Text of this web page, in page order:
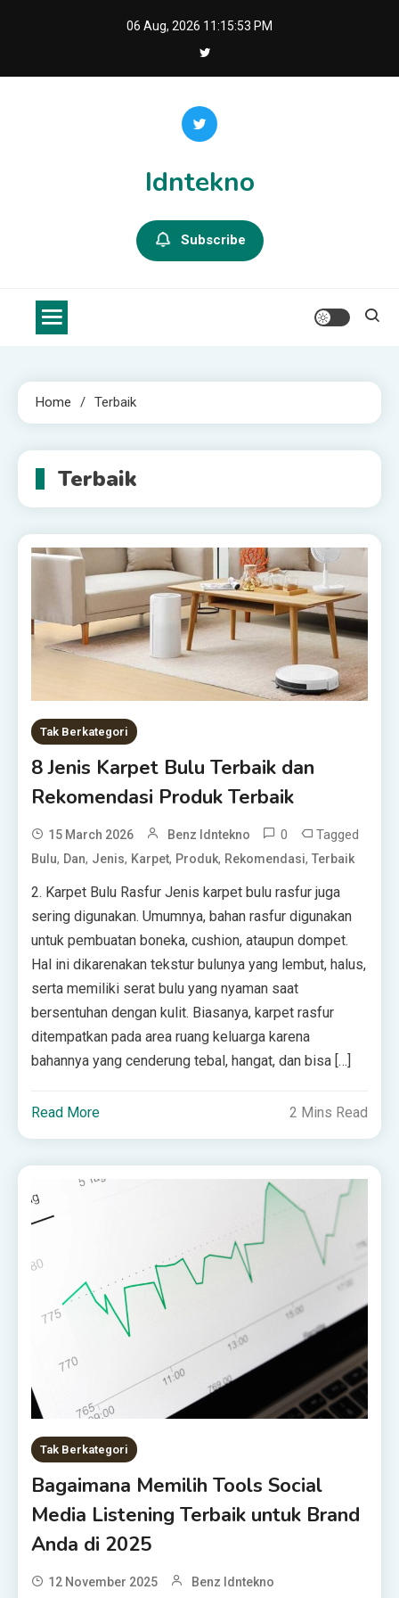
06 Aug, 2026 11:15:53 PM
Idntekno
Subscribe
Home Terbaik
Terbaik
Tak Berkategori
8 Jenis Karpet Bulu Terbaik dan
Rekomendasi Produk Terbaik
15 March 2026 Benz Idntekno 0 Tagged
Bulu, Dan, Jenis, Karpet, Produk, Rekomendasi,Terbaik
2. Karpet Bulu Rasfur Jenis karpet bulu rasfur juga
sering digunakan. Umumnya, bahan rasfur digunakan
untuk pembuatan boneka, cushion, ataupun dompet.
Hal ini dikarenakan tekstur bulunya yang lembut, halus,
serta memiliki serat bulu yang nyaman saat
bersentuhan dengan kulit. Biasanya, karpet rasfur
ditempatkan pada area ruang keluarga karena
bahannya yang cenderung tebal, hangat, dan bisa […]
Read More 2 Mins Read
Tak Berkategori
Bagaimana Memilih Tools Social
Media Listening Terbaik untuk Brand
Anda di 2025
12 November 2025 Benz Idntekno